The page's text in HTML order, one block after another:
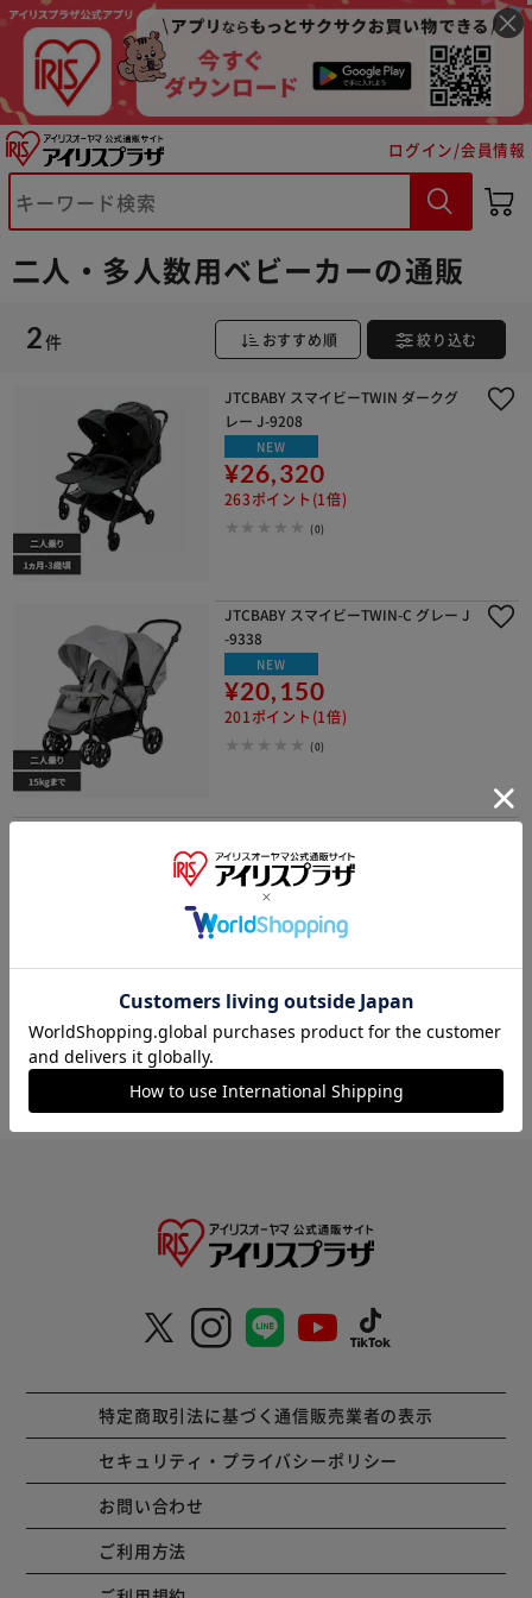
ログイン/会員情報
二人・多人数用ベビーカーの通販
2件 おすすめ順 絞り込む
JTCBABY スマイビーTWIN ダークグ
レー J-9208
NEW
¥26,320
263ポイント(1倍)
(0)
JTCBABY スマイビーTWIN-C グレー J
-9338
NEW
¥20,150
201ポイント(1倍)
(0)
1
二人・多人数用ベビーカーの関連カテゴリ
の商品を探す
ベビーカー小物 背面ベビーカー・バギー
HOME ベビー・マタニティ ベビーカー 二人・多人数
特定商取引法に基づく通信販売業者の表示
セキュリティ・プライバシーポリシー
お問い合わせ
ご利用方法
※ご確認ください
カートに入れる